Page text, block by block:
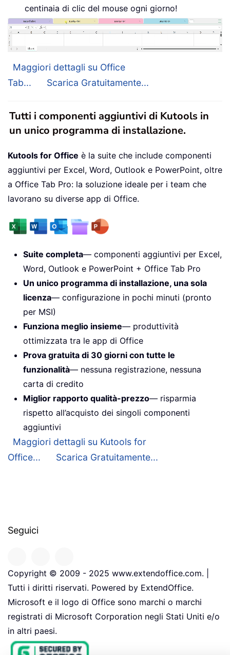
centinaia di clic del mouse ogni giorno!
Maggiori dettagli su Office
Tab...
Scarica Gratuitamente...
Tutti i componenti aggiuntivi di Kutools in
un unico programma di installazione.
Kutools for Office è la suite che include componenti
aggiuntivi per Excel, Word, Outlook e PowerPoint, oltre
a Office Tab Pro: la soluzione ideale per i team che
lavorano su diverse app di Office.
Suite completa— componenti aggiuntivi per Excel,
Word, Outlook e PowerPoint + Office Tab Pro
Un unico programma di installazione, una sola
licenza— configurazione in pochi minuti (pronto
per MSI)
Funziona meglio insieme— produttività
ottimizzata tra le app di Office
Prova gratuita di 30 giorni con tutte le
funzionalità— nessuna registrazione, nessuna
carta di credito
Miglior rapporto qualità-prezzo— risparmia
rispetto all’acquisto dei singoli componenti
aggiuntivi
Maggiori dettagli su Kutools for
Office...
Scarica Gratuitamente...
Seguici
Copyright © 2009 - 2025 www.extendoffice.com. |
Tutti i diritti riservati. Powered by ExtendOffice.
Microsoft e il logo di Office sono marchi o marchi
registrati di Microsoft Corporation negli Stati Uniti e/o
in altri paesi.